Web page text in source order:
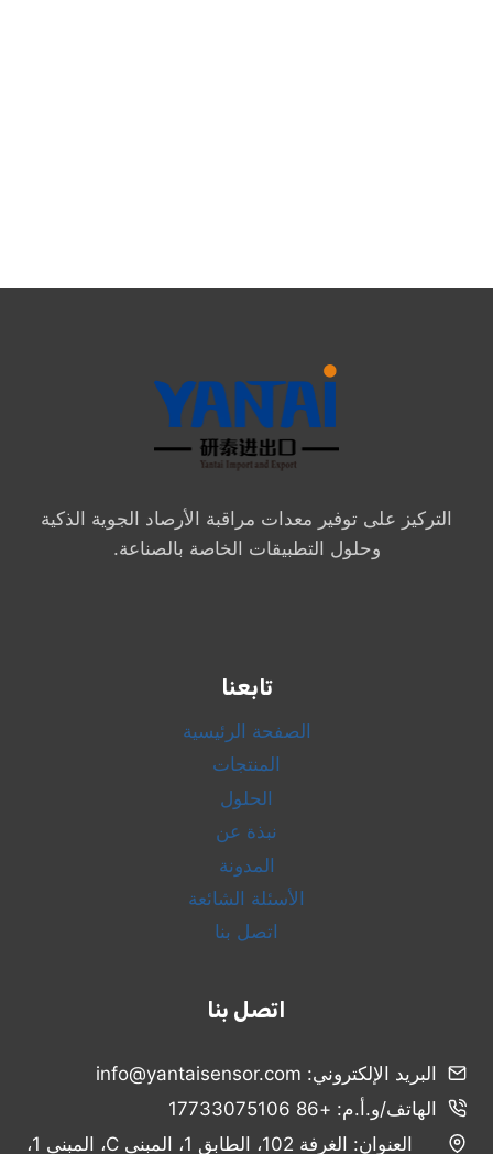
التركيز على توفير معدات مراقبة الأرصاد الجوية الذكية
وحلول التطبيقات الخاصة بالصناعة.
تابعنا
الصفحة الرئيسية
المنتجات
الحلول
نبذة عن
المدونة
الأسئلة الشائعة
اتصل بنا
اتصل بنا
البريد الإلكتروني: info@yantaisensor.com
الهاتف/و.أ.م: +86 17733075106
العنوان: الغرفة 102، الطابق 1، المبنى C، المبنى 1،
Russian